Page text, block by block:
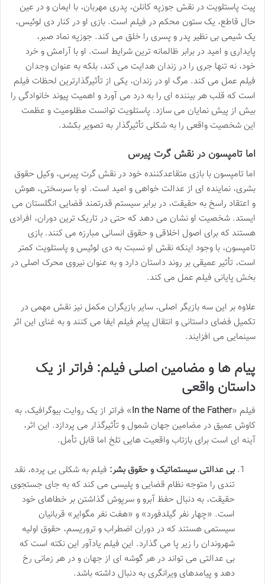
پیت پاستلویت در نقش جوزپه کانلن، پدری مهربان، با ایمان و در عین
حال قاطع، یک ستون محکم در فیلم است. بازی او در کنار دی لوئیس،
یک شیمی بی نظیر پدر و پسری را خلق می کند. جوزپه نماد صبر،
پایداری و امید در برابر ظالمانه ترین شرایط است. او با آرامش و خرد
خود، نه تنها جری را در زندان هدایت می کند، بلکه به عنوان وجدان
فیلم عمل می کند. مرگ او در زندان، یکی از تأثیرگذارترین لحظات فیلم
است که قلب هر بیننده ای را به درد می آورد و اهمیت پیوند خانوادگی را
بیش از پیش نمایان می سازد. پاستلویت توانست مظلومیت و عظمت
این شخصیت واقعی را به شکلی تأثیرگذار به تصویر بکشد.
اما تامپسون در نقش گرت پیرس
اما تامپسون با بازی متقاعدکننده خود در نقش گرت پیرس، وکیل حقوق
بشری، نماینده ای از عدالت خواهی و امید است. او با سرسختی، هوش
و اعتقاد راسخ به حقیقت، در برابر سیستم قدرتمند قضایی انگلستان می
ایستد. شخصیت او نشان می دهد که حتی در تاریک ترین دوران، افرادی
هستند که برای اصول اخلاقی و حقوق انسانی مبارزه می کنند. بازی
تامپسون، با وجود اینکه نقش او نسبت به دی لوئیس و پاستلویت کمتر
است، تأثیر عمیقی بر روند داستان دارد و به عنوان نیروی محرک اصلی در
بخش پایانی فیلم عمل می کند.
علاوه بر این سه بازیگر اصلی، سایر بازیگران مکمل نیز نقش مهمی در
تکمیل فضای داستانی و انتقال پیام فیلم ایفا می کنند و به غنای این اثر
سینمایی می افزایند.
پیام ها و مضامین اصلی فیلم: فراتر از یک
داستان واقعی
فیلم «In the Name of the Father» فراتر از یک روایت بیوگرافیک، به
کاوش عمیق در مضامین جهان شمول و تأثیرگذار می پردازد. این اثر،
آینه ای است برای بازتاب واقعیت هایی تلخ اما قابل تأمل.
بی عدالتی سیستماتیک و حقوق بشر: فیلم به شکلی بی پرده، نقد
تندی را متوجه نظام قضایی و پلیسی می کند که به جای جستجوی
حقیقت، به دنبال حفظ آبرو و سرپوش گذاشتن بر خطاهای خود
است. «چهار نفر گیلدفورد» و «هفت نفر مگوایر» قربانیان
سیستمی هستند که در دوران اضطراب و تروریسم، حقوق اولیه
شهروندان را زیر پا می گذارد. این فیلم یادآور این نکته است که
بی عدالتی می تواند در هر گوشه ای از جهان و در هر زمانی رخ
دهد و پیامدهای ویرانگری به دنبال داشته باشد.